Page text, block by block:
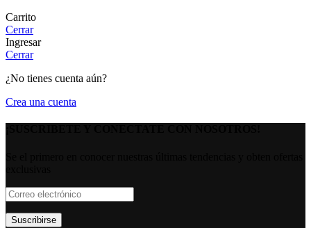
Carrito
Cerrar
Ingresar
Cerrar
¿No tienes cuenta aún?
Crea una cuenta